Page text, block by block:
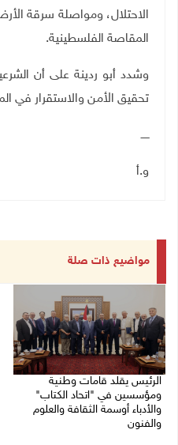
الاحتلال، ومواصلة سرقة
المقاصة الفلسطينية.
وشدد أبو ردينة على أن
تحقيق الأمن والاستقرار في
ـــــ
و.أ
مواضيع ذات صلة
الرئيس يقلد قامات وطنية
ومؤسسين في "اتحاد الكتاب"
والأدباء أوسمة الثقافة والعلوم
والفنون